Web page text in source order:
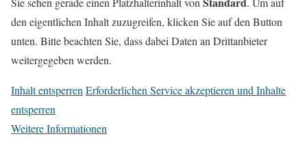
den eigentlichen Inhalt zuzugreifen, klicken Sie auf den Button
unten. Bitte beachten Sie, dass dabei Daten an Drittanbieter
weitergegeben werden.
Inhalt entsperrenErforderlichen Service akzeptieren und Inhalte
entsperren
Weitere Informationen